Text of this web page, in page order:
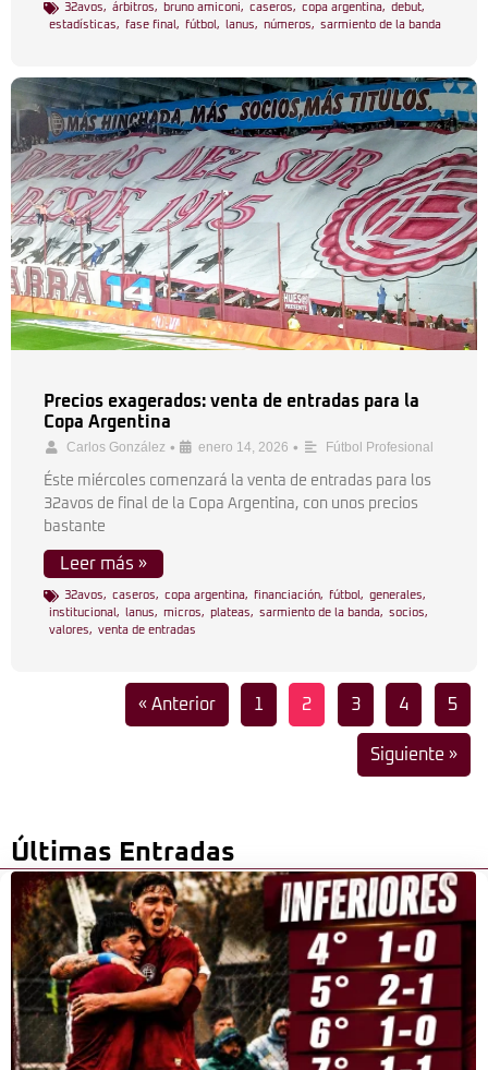
32avos, árbitros, bruno amiconi, caseros, copa argentina, debut,
estadísticas, fase final , fútbol , lanus, números, sarmiento de la banda
Precios exagerados: venta de entradas para la
Copa Argentina
Carlos González • enero 14, 2026 • Fútbol Profesional
Éste miércoles comenzará la venta de entradas para los
32avos de final de la Copa Argentina, con unos precios
bastante
Leer más »
32avos, caseros, copa argentina, financiación, fútbol , generales,
institucional , lanus, micros, plateas, sarmiento de la banda, socios,
valores, venta de entradas
« Anterior 1 2 3 4 5
Siguiente »
Últimas Entradas